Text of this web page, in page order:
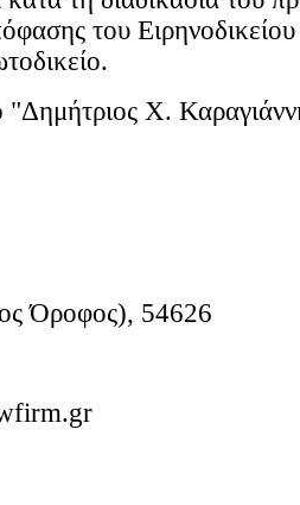
του Ειρηνοδικείου
"Δημήτριος Χ.
Όροφος), 54626